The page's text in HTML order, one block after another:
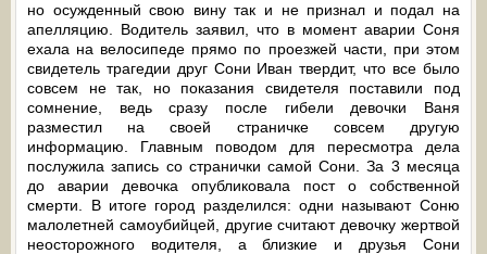
но осужденный свою вину так и не признал и подал на
апелляцию. Водитель заявил, что в момент аварии Соня
ехала на велосипеде прямо по проезжей части, при этом
свидетель трагедии друг Сони Иван твердит, что все было
совсем не так, но показания свидетеля поставили под
сомнение, ведь сразу после гибели девочки Ваня
разместил на своей страничке совсем другую
информацию. Главным поводом для пересмотра дела
послужила запись со странички самой Сони. За 3 месяца
до аварии девочка опубликовала пост о собственной
смерти. В итоге город разделился: одни называют Соню
малолетней самоубийцей, другие считают девочку жертвой
неосторожного водителя, а близкие и друзья Сони